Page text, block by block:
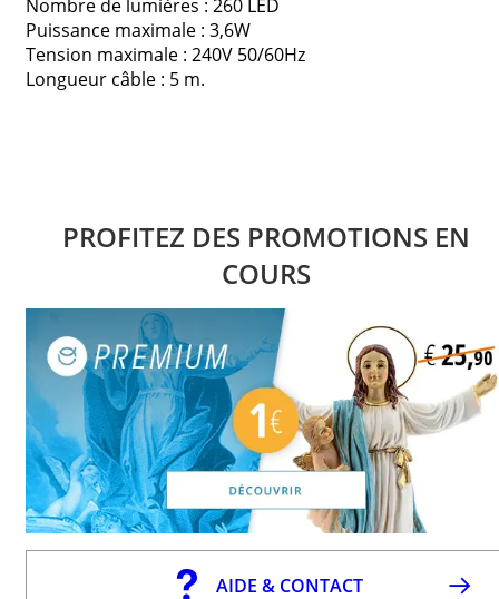
Nombre de lumières : 260 LED
Puissance maximale : 3,6W
Tension maximale : 240V 50/60Hz
Longueur câble : 5 m.
PROFITEZ DES PROMOTIONS EN
COURS
AIDE & CONTACT